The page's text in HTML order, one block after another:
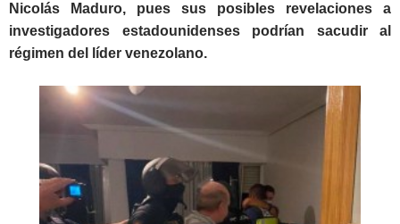
Nicolás Maduro, pues sus posibles revelaciones a
investigadores estadounidenses podrían sacudir al
régimen del líder venezolano.